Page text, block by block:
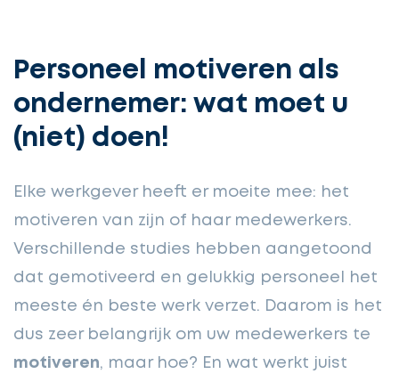
Personeel motiveren als
ondernemer: wat moet u
(niet) doen!
Elke werkgever heeft er moeite mee: het
motiveren van zijn of haar medewerkers.
Verschillende studies hebben aangetoond
dat gemotiveerd en gelukkig personeel het
meeste én beste werk verzet. Daarom is het
dus zeer belangrijk om uw medewerkers te
motiveren, maar hoe? En wat werkt juist